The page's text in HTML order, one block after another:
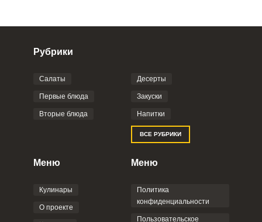
Фото до 4 шт, до 5 mb
Отправляя эту форму, вы соглашаетесь с
Политикой
Пользовательским
соглашением
Рубрики
Салаты
Первые блюда
Вторые блюда
Десерты
Закуски
Напитки
ВСЕ РУБРИКИ
Меню
Кулинары
О проекте
Меню
Политика
конфиденциальности
Пользовательское